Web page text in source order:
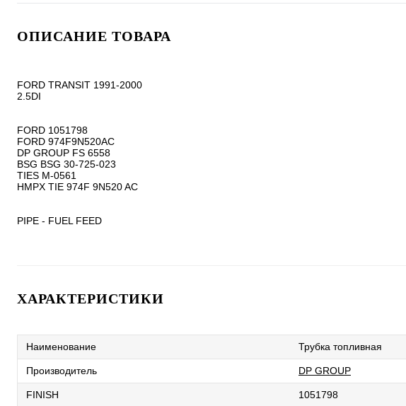
ОПИСАНИЕ ТОВАРА
FORD TRANSIT 1991-2000
2.5DI
FORD 1051798
FORD 974F9N520AC
DP GROUP FS 6558
BSG BSG 30-725-023
TIES M-0561
HMPX TIE 974F 9N520 AC
PIPE - FUEL FEED
ХАРАКТЕРИСТИКИ
Наименование Трубка топливная
Производитель DP GROUP
FINISH 1051798